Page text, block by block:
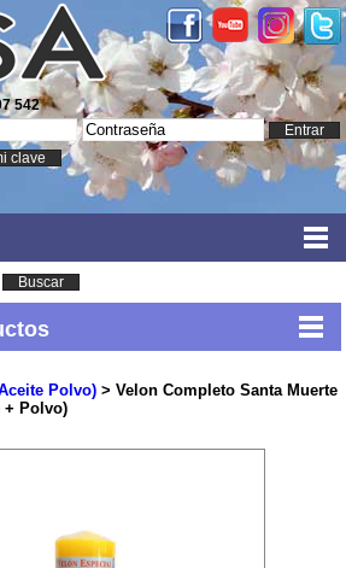
542
Entrar
clave
Buscar
Polvo)> Velon Completo Santa Muerte
+ Polvo)